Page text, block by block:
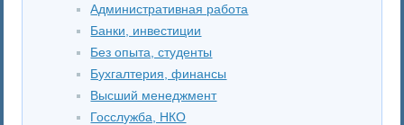
Административная работа
Банки, инвестиции
Без опыта, студенты
Бухгалтерия, финансы
Высший менеджмент
Госслужба, НКО